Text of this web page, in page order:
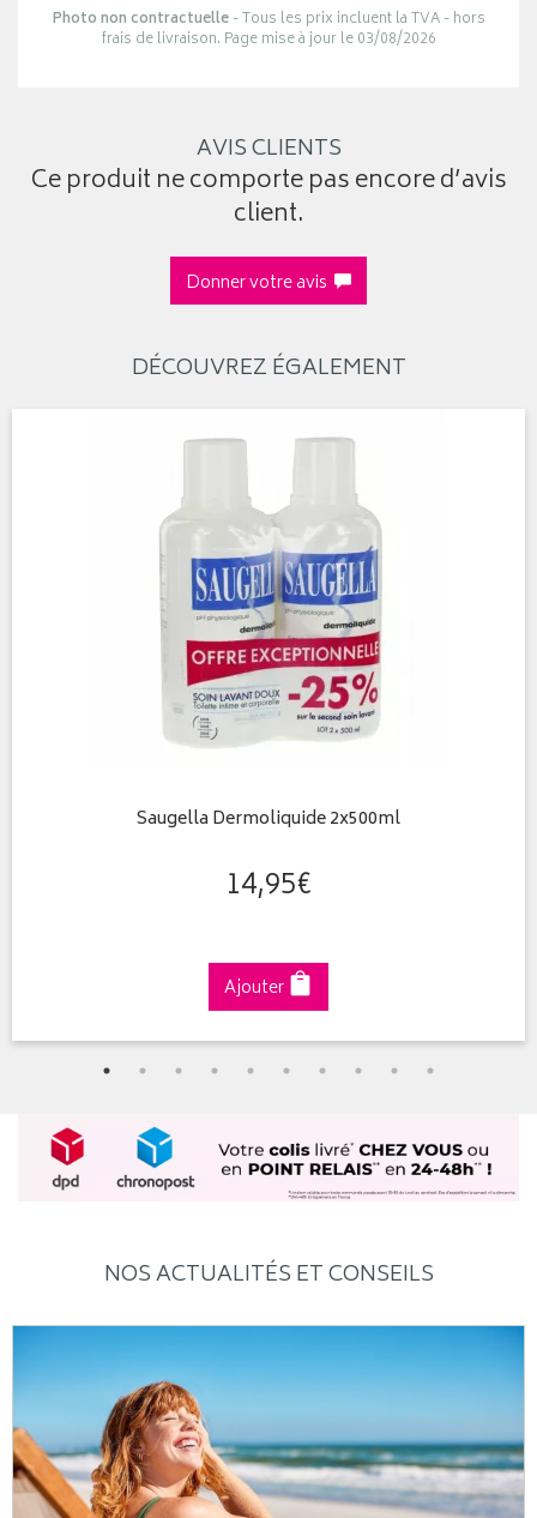
Photo non contractuelle- Tous les prix incluent la TVA - hors
frais de livraison. Page mise à jour le 03/08/2026
AVIS CLIENTS
Ce produit ne comporte pas encore d’avis
client.
Donner votre avis
DÉCOUVREZ ÉGALEMENT
Saugella Dermoliquide 2x500ml
14,95€
Ajouter
NOS ACTUALITÉS ET CONSEILS